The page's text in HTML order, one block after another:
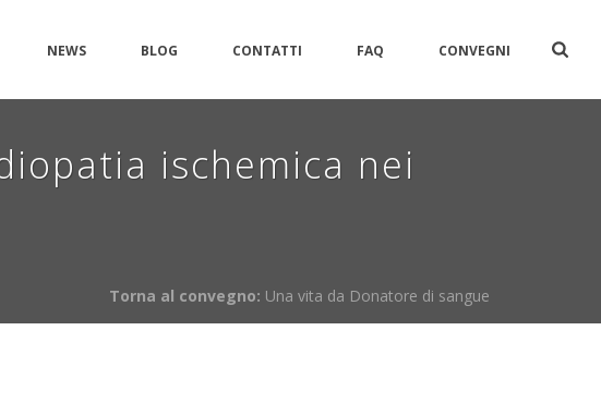
NEWS BLOG CONTATTI FAQ CONVEGNI
ischemica nei
Torna al convegno: Una vita da Donatore di sangue